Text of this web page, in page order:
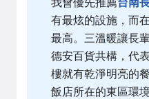
我會優先推薦台南
有最炫的設施，而
最高。三溫暖讓長
德安百貨共構，代
樓就有乾淨明亮的
飯店所在的東區環